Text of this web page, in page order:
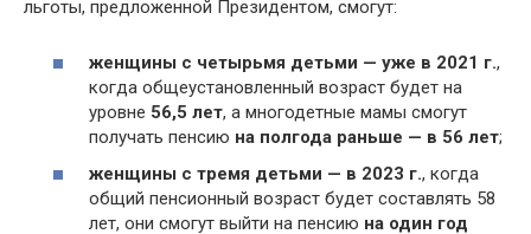
льготы, предложенной Президентом, смогут:
женщины с четырьмя детьми — уже в 2021 г.,
когда общеустановленный возраст будет на
уровне 56,5 лет, а многодетные мамы смогут
получать пенсию на полгода раньше — в 56 лет;
женщины с тремя детьми — в 2023 г., когда
общий пенсионный возраст будет составлять 58
лет, они смогут выйти на пенсию на один год